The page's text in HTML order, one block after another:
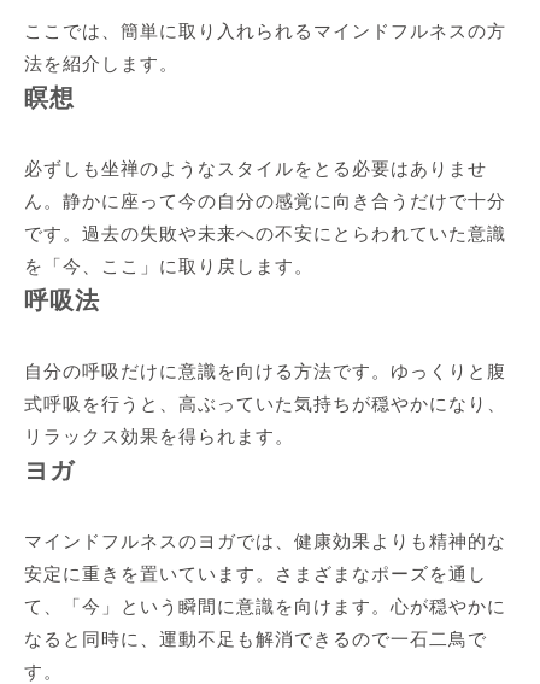
ここでは、簡単に取り入れられるマインドフルネスの方
法を紹介します。
瞑想
必ずしも坐禅のようなスタイルをとる必要はありませ
ん。静かに座って今の自分の感覚に向き合うだけで十分
です。過去の失敗や未来への不安にとらわれていた意識
を「今、ここ」に取り戻します。
呼吸法
自分の呼吸だけに意識を向ける方法です。ゆっくりと腹
式呼吸を行うと、高ぶっていた気持ちが穏やかになり、
リラックス効果を得られます。
ヨガ
マインドフルネスのヨガでは、健康効果よりも精神的な
安定に重きを置いています。さまざまなポーズを通し
て、「今」という瞬間に意識を向けます。心が穏やかに
なると同時に、運動不足も解消できるので一石二鳥で
す。